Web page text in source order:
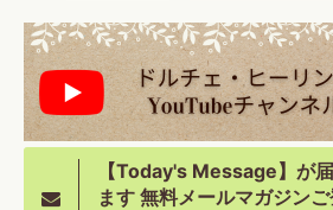
【Today's Message】が
ます 無料メールマガジン